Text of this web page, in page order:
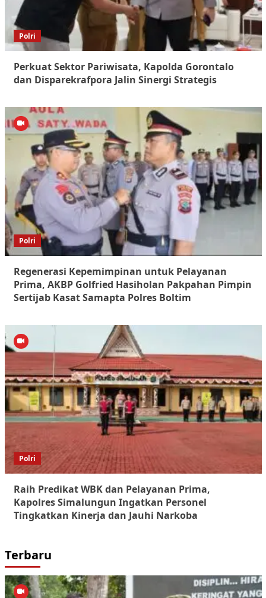
Polri
Perkuat Sektor Pariwisata, Kapolda Gorontalo
dan Disparekrafpora Jalin Sinergi Strategis
Polri
Regenerasi Kepemimpinan untuk Pelayanan
Prima, AKBP Golfried Hasiholan Pakpahan Pimpin
Sertijab Kasat Samapta Polres Boltim
Polri
Raih Predikat WBK dan Pelayanan Prima,
Kapolres Simalungun Ingatkan Personel
Tingkatkan Kinerja dan Jauhi Narkoba
Terbaru